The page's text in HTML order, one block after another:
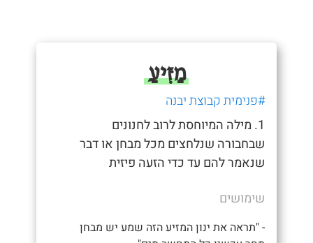
מַזִּיעַ
#פנימית קבוצת יבנה
1. מילה המיוחסת לרוב לחנונים
שבחבורה שנלחצים מכל מבחן או דבר
שנאמר להם עד כדי הזעה פיזית
שימושים
- "תראה את ינון המזיע הזה שמע יש מבחן